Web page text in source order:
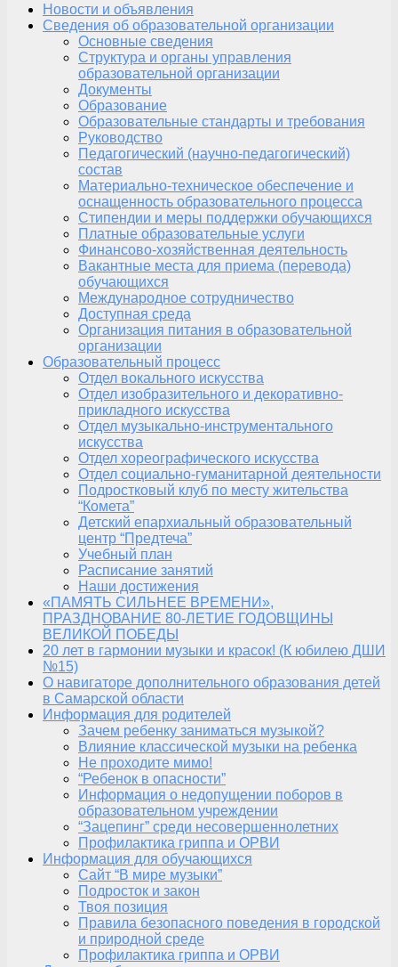
Новости и объявления
Сведения об образовательной организации
Основные сведения
Структура и органы управления
образовательной организации
Документы
Образование
Образовательные стандарты и требования
Руководство
Педагогический (научно-педагогический)
состав
Материально-техническое обеспечение и
оснащенность образовательного процесса
Стипендии и меры поддержки обучающихся
Платные образовательные услуги
Финансово-хозяйственная деятельность
Вакантные места для приема (перевода)
обучающихся
Международное сотрудничество
Доступная среда
Организация питания в образовательной
организации
Образовательный процесс
Отдел вокального искусства
Отдел изобразительного и декоративно-
прикладного искусства
Отдел музыкально-инструментального
искусства
Отдел хореографического искусства
Отдел социально-гуманитарной деятельности
Подростковый клуб по месту жительства
“Комета”
Детский епархиальный образовательный
центр “Предтеча”
Учебный план
Расписание занятий
Наши достижения
«ПАМЯТЬ СИЛЬНЕЕ ВРЕМЕНИ»,
ПРАЗДНОВАНИЕ 80-ЛЕТИЕ ГОДОВЩИНЫ
ВЕЛИКОЙ ПОБЕДЫ
20 лет в гармонии музыки и красок! (К юбилею ДШИ
№15)
О навигаторе дополнительного образования детей
в Самарской области
Информация для родителей
Зачем ребенку заниматься музыкой?
Влияние классической музыки на ребенка
Не проходите мимо!
“Ребенок в опасности”
Информация о недопущении поборов в
образовательном учреждении
“Зацепинг” среди несовершеннолетних
Профилактика гриппа и ОРВИ
Информация для обучающихся
Сайт “В мире музыки”
Подросток и закон
Твоя позиция
Правила безопасного поведения в городской
и природной среде
Профилактика гриппа и ОРВИ